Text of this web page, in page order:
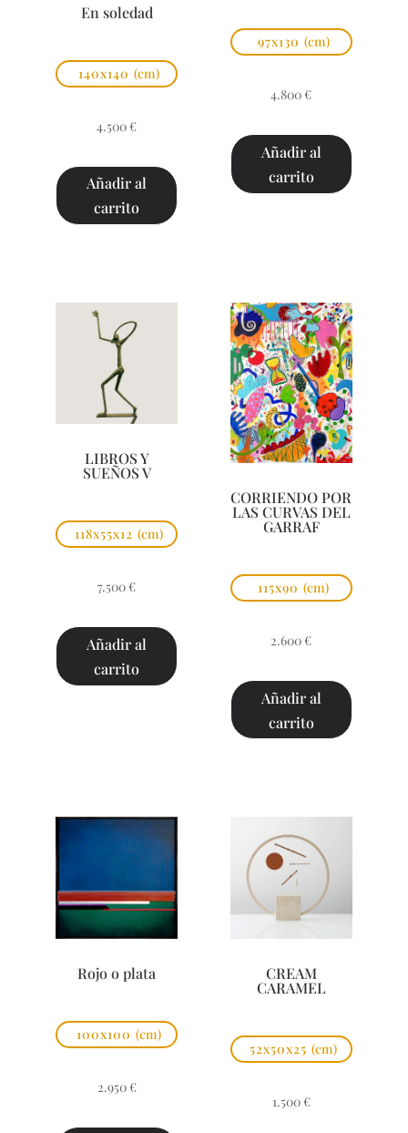
En soledad
140x140 (cm)
4.500 €
Añadir al
carrito
97x130 (cm)
4.800 €
Añadir al
carrito
LIBROS Y
SUEÑOS V
118x55x12 (cm)
7.500 €
Añadir al
carrito
CORRIENDO POR
LAS CURVAS DEL
GARRAF
115x90 (cm)
2.600 €
Añadir al
carrito
Rojo o plata
100x100 (cm)
2.950 €
CREAM
CARAMEL
52x50x25 (cm)
1.500 €